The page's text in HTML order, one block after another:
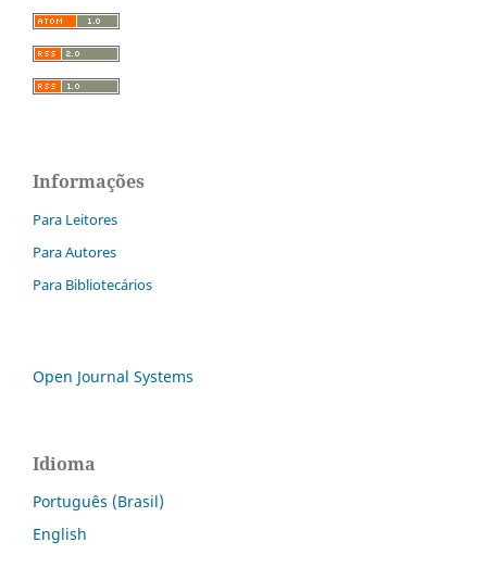
Informações
Para Leitores
Para Autores
Para Bibliotecários
Open Journal Systems
Idioma
Português (Brasil)
English